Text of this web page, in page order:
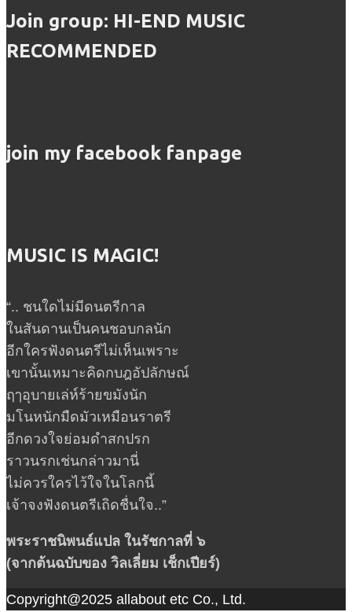
Join group: HI-END MUSIC
RECOMMENDED
join my facebook fanpage
MUSIC IS MAGIC!
“.. ชนใดไม่มีดนตรีกาล
ในสันดานเป็นคนชอบกลนัก
อีกใครฟังดนตรีไม่เห็นเพราะ
เขานั้นเหมาะคิดกบฎอัปลักษณ์
ฤๅอุบายเล่ห์ร้ายขมังนัก
มโนหนักมืดมัวเหมือนราตรี
อีกดวงใจย่อมดำสกปรก
ราวนรกเช่นกล่าวมานี่
ไม่ควรใครไว้ใจในโลกนี้
เจ้าจงฟังดนตรีเถิดชื่นใจ..”
พระราชนิพนธ์แปล ในรัชกาลที่ ๖
(จากต้นฉบับของ วิลเลี่ยม เช็กเปียร์)
Copyright@2025 allabout etc Co., Ltd.